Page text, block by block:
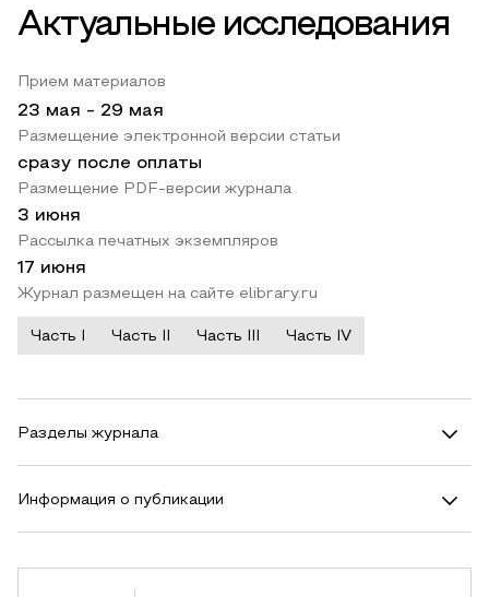
Актуальные исследования
Прием материалов
23 мая - 29 мая
Размещение электронной версии статьи
сразу после оплаты
Размещение PDF-версии журнала
3 июня
Рассылка печатных экземпляров
17 июня
Журнал размещен на сайте elibrary.ru
Часть I Часть II Часть III Часть IV
Разделы журнала
Информация о публикации